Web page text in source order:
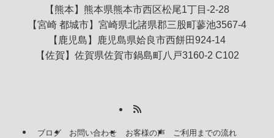
【熊本】熊本県熊本市西区松尾1丁目-2-28
【宮崎 都城市】宮崎県北諸県郡三股町蓼池3567-4
【鹿児島】鹿児島県姶良市西餅田924-14
【佐賀】佐賀県佐賀市鍋島町八戸3160-2 C102
ブログ お問い合わせ お客様の声 ご利用までの流れ